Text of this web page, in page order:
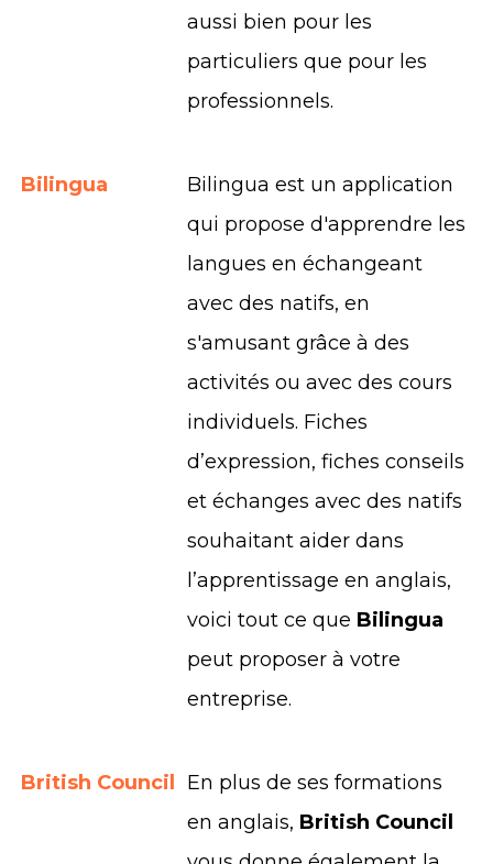
aussi bien pour les
particuliers que pour les
professionnels.
Bilingua
Bilingua est un application
qui propose d'apprendre les
langues en échangeant
avec des natifs, en
s'amusant grâce à des
activités ou avec des cours
individuels. Fiches
d’expression, fiches conseils
et échanges avec des natifs
souhaitant aider dans
l’apprentissage en anglais,
voici tout ce que Bilingua
peut proposer à votre
entreprise.
British Council
En plus de ses formations
en anglais, British Council